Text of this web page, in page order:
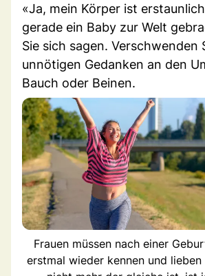
«Ja, mein Körper ist
gerade ein Baby zur Welt
Sie sich sagen. Verschwenden
unnötigen Gedanken an den
Bauch oder Beinen.
Frauen müssen nach einer
erstmal wieder kennen und lieben